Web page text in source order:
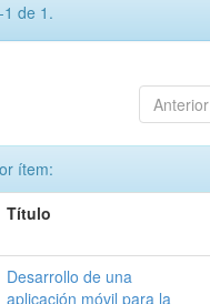
de 1.
Anterior
ítem:
Título
Desarrollo de una
aplicación móvil para la